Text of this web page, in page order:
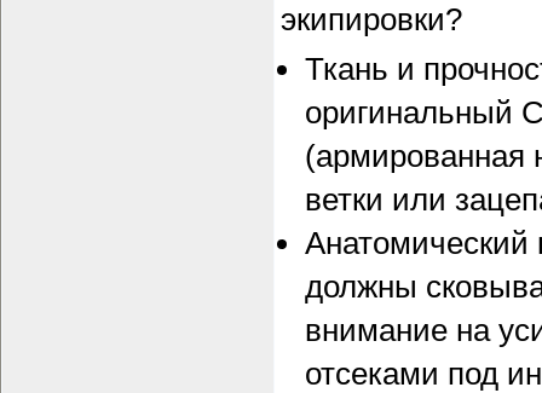
экипировки?
Ткань и
оригинальный
(армированная
ветки или
Анатомический
должны
внимание на
отсеками под